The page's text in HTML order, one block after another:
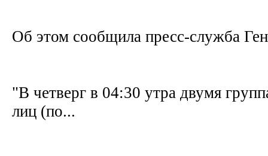
Об этом сообщила пресс-служба
"В четверг в 04:30 утра двумя
лиц (по...